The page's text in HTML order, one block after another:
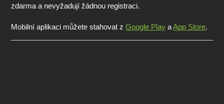
zdarma a nevyžadují žádnou registraci.
Mobilní aplikaci můžete stahovat zGoogle Play aApp Store.